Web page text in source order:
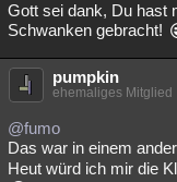
Gott sei dank, Du hast
Schwanken gebracht!
pumpkin
ehemaliges Mitglied
@fumo
Das war in einem
Heut würd ich mir die